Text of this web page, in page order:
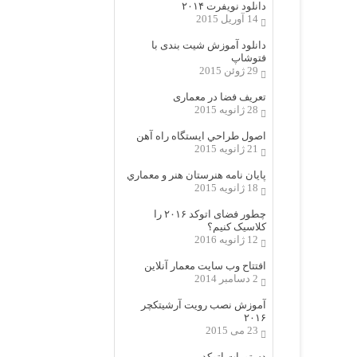
دانلود نویفرت ۲۰۱۴
14 آوریل 2015
دانلود آموزش شیت بندی با
فتوشاپ
29 ژوئن 2015
تعریف فضا در معماری
28 ژانویه 2015
اصول طراحي ایستگاه راه آهن
21 ژانویه 2015
پایان نامه هنرستان هنر و معماري
18 ژانویه 2015
چطور فضای اتوکد ۲۰۱۶ را
کلاسیک کنیم؟
12 ژانویه 2016
افتتاح وب سایت معمار آنلاین
2 دسامبر 2014
آموزش نصب رویت آرشیتکچر
۲۰۱۶
23 می 2015